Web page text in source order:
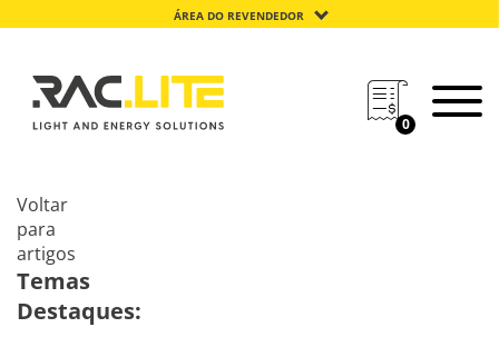
ÁREA DO REVENDEDOR
0
Voltar
para
artigos
Temas
Destaques: